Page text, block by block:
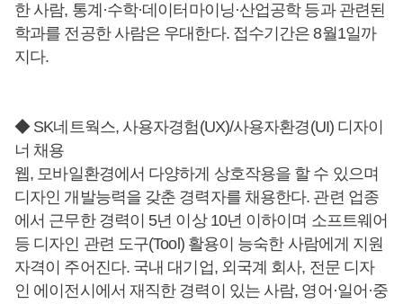
한 사람, 통계·수학·데이터마이닝·산업공학 등과 관련된
학과를 전공한 사람은 우대한다. 접수기간은 8월1일까
지다.
◆ SK네트웍스, 사용자경험(UX)/사용자환경(UI) 디자이
너 채용
웹, 모바일환경에서 다양하게 상호작용을 할 수 있으며
디자인 개발능력을 갖춘 경력자를 채용한다. 관련 업종
에서 근무한 경력이 5년 이상 10년 이하이며 소프트웨어
등 디자인 관련 도구(Tool) 활용이 능숙한 사람에게 지원
자격이 주어진다. 국내 대기업, 외국계 회사, 전문 디자
인 에이전시에서 재직한 경력이 있는 사람, 영어·일어·중